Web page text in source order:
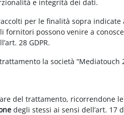
e integrità dei dati.
per le finalità sopra
fornitori possono venire a
28 GDPR.
la società “Mediatouch
del trattamento, ricorrendone le
degli stessi ai sensi dell’art. 17